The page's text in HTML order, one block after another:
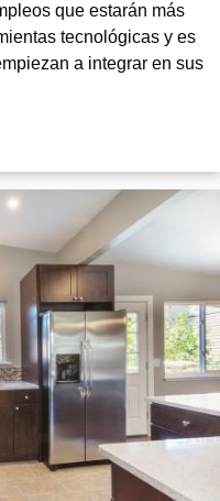
que estarán más
tecnológicas y es
a integrar en sus